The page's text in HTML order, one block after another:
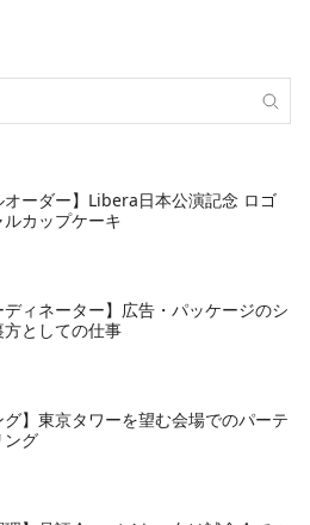
オーダー】Libera日本公演記念 ロゴ
ルカップケーキ
ディネーター】広告・パッケージのシ
方としての仕事
グ】東京タワーを望む会場でのパーテ
ング